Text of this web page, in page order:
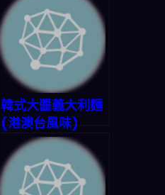
韓式大醬義大利麵
(港澳台風味)